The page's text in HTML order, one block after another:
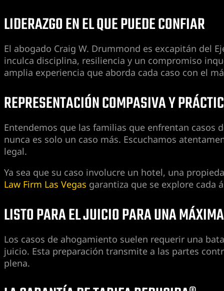
LIDERAZGO EN EL QUE PUEDE CONFIAR
El abogado Craig W. Drummond es excapitán del
inculca disciplina, resiliencia y un compromiso
amplia experiencia que aborda cada caso con el
REPRESENTACIÓN COMPASIVA Y
Entendemos que las familias que enfrentan casos
nunca es solo un caso más. Escuchamos
legal.
Ya sea que su caso involucre un hotel, una
Law Firm Las Vegas garantiza que se explore cada
LISTO PARA EL JUICIO PARA UNA
Los casos de ahogamiento suelen requerir una
juicio. Esta preparación transmite a las partes
plena.